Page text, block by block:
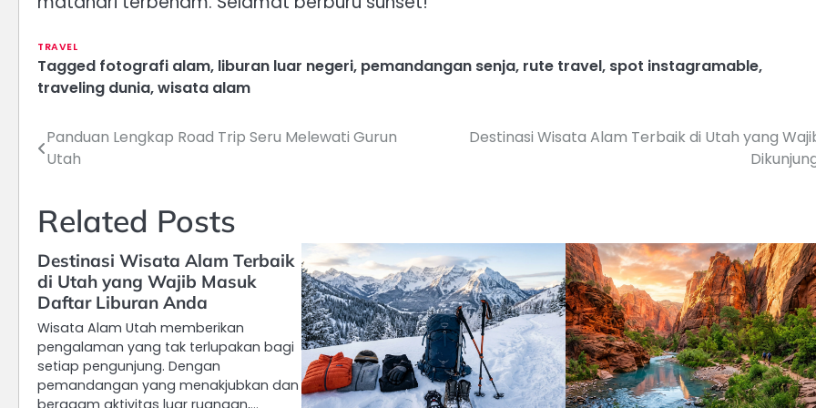
TRAVEL
Tagged fotografi alam, liburan luar negeri, pemandangan senja, rute travel, spot instagramable,
traveling dunia,wisata alam
Navigasi
Panduan Lengkap Road Trip Seru Melewati Gurun
Utah
Destinasi Wisata Alam Terbaik di Utah yang
Related Posts
Destinasi Wisata Alam Terbaik
di Utah yang Wajib Masuk
Daftar Liburan Anda
Wisata Alam Utah memberikan
pengalaman yang tak terlupakan bagi
setiap pengunjung. Dengan
pemandangan yang menakjubkan dan
beragam aktivitas luar ruangan,…